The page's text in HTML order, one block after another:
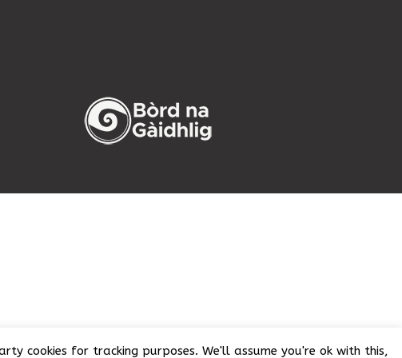
cookies for tracking purposes. We'll assume you're ok with this,